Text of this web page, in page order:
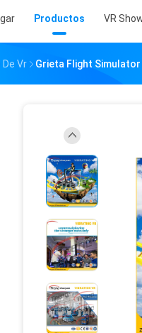
Productos VR
Vr Grieta Flight Simulator